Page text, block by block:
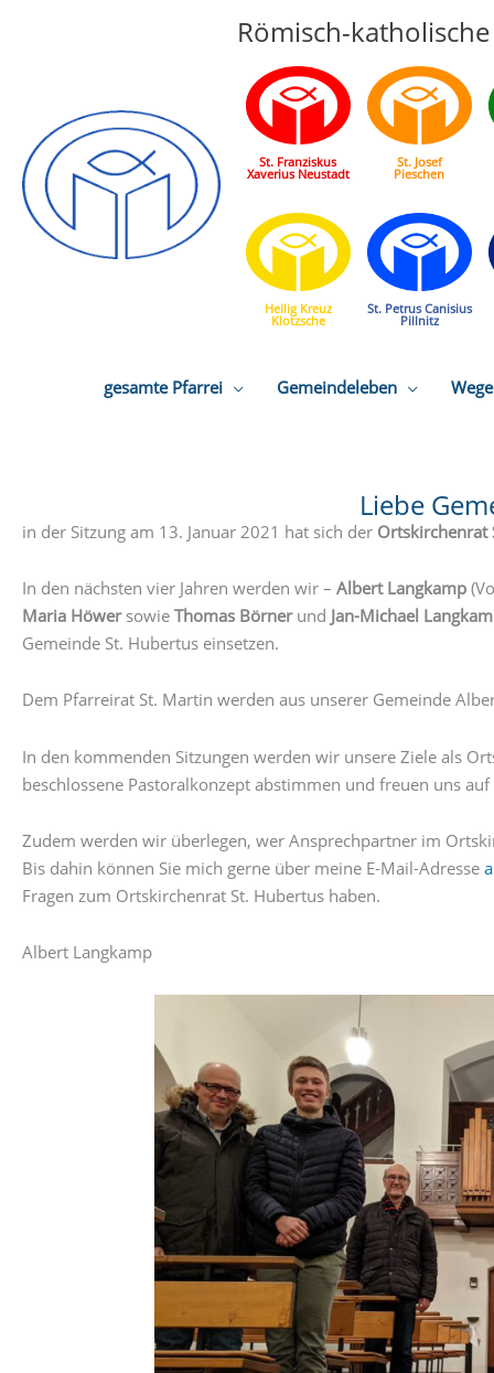
Römisch-
St. Franziskus
Xaverius Neustadt
St. Josef
Pieschen
Heilig Kreuz
Klotzsche
St. Petrus Canisius
Pillnitz
gesamte Pfarrei Gemeindeleben
Liebe
in der Sitzung am 13. Januar 2021 hat sich der Ortskirchenrat
In den nächsten vier Jahren werden wir – Albert Langkamp
Maria Höwersowie Thomas Börnerund Jan-Michael
Gemeinde St. Hubertus einsetzen.
Dem Pfarreirat St. Martin werden aus unserer Gemeinde
In den kommenden Sitzungen werden wir unsere Ziele als
beschlossene Pastoralkonzept abstimmen und freuen uns
Zudem werden wir überlegen, wer Ansprechpartner im
Bis dahin können Sie mich gerne über meine E-Mail-Adresse
Fragen zum Ortskirchenrat St. Hubertus haben.
Albert Langkamp